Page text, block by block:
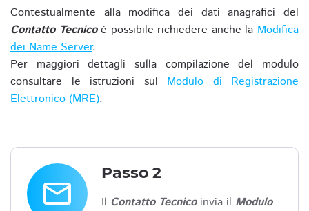
Contestualmente alla modifica dei dati anagrafici del
Contatto Tecnicoè possibile richiedere anche laModifica
dei Name Server.
Per maggiori dettagli sulla compilazione del modulo
consultare le istruzioni sul Modulo di Registrazione
Elettronico (MRE).
email
Passo 2
Il Contatto Tecnicoinvia il Modulo